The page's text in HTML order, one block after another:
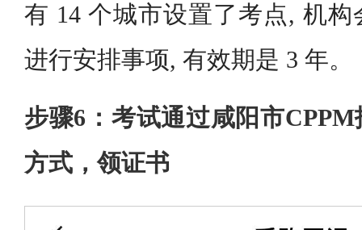
有 14 个城市设置了考点, 机
进行安排事项, 有效期是 3 年。
步骤6：考试通过咸阳市
方式，领证书